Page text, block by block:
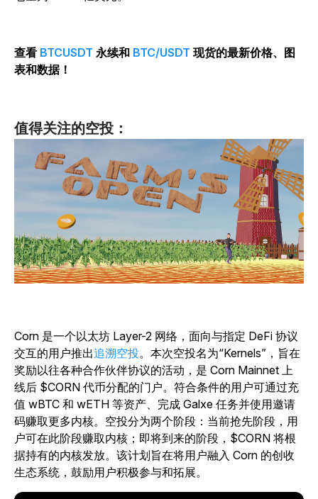
查看 BTCUSDT 永续和 BTC/USDT 现货的最新价格、图
表和数据！
值得关注的空投：
Corn 是一个以太坊 Layer-2 网络，面向与指定 DeFi 协议
交互的用户推出追溯空投。本次空投名为“Kernels”，旨在
奖励以往各种合作伙伴协议的活动，是 Corn Mainnet 上
线后 $CORN 代币分配的门户。符合条件的用户可通过充
值 wBTC 和 wETH 等资产、完成 Galxe 任务并使用邀请
码赚取更多内核。空投分为两个阶段：当前抢先阶段，用
户可在此阶段赚取内核；即将到来的阶段，$CORN 将根
据持有的内核发放。该计划旨在将用户融入 Corn 的创收
生态系统，鼓励用户积极参与和拓展。